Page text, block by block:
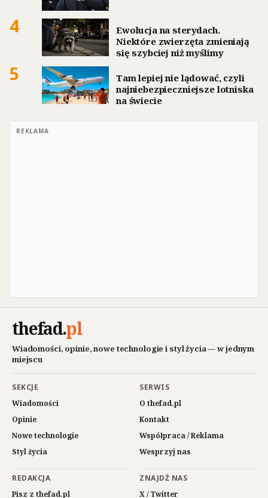
4
Ewolucja na sterydach.
Niektóre zwierzęta zmieniają
się szybciej niż myślimy
5
Tam lepiej nie lądować, czyli
najniebezpieczniejsze lotniska
na świecie
REKLAMA
thefad.pl
Wiadomości, opinie, nowe technologie i styl życia — w jednym
miejscu
SEKCJE
Wiadomości
Opinie
Nowe technologie
Styl życia
SERWIS
O thefad.pl
Kontakt
Współpraca / Reklama
Wesprzyj nas
REDAKCJA
Pisz z thefad.pl
ZNAJDŹ NAS
X / Twitter